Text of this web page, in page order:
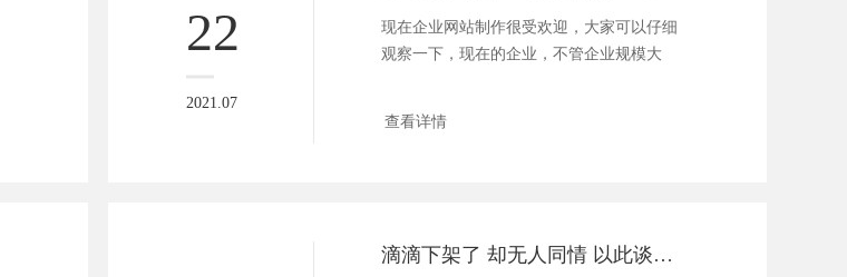
22
2021.07
现在企业网站制作很受欢迎，大家可以仔细
观察一下，现在的企业，不管企业规模大
查看详情
滴滴下架了 却无人同情 以此谈谈网站运营的重要性